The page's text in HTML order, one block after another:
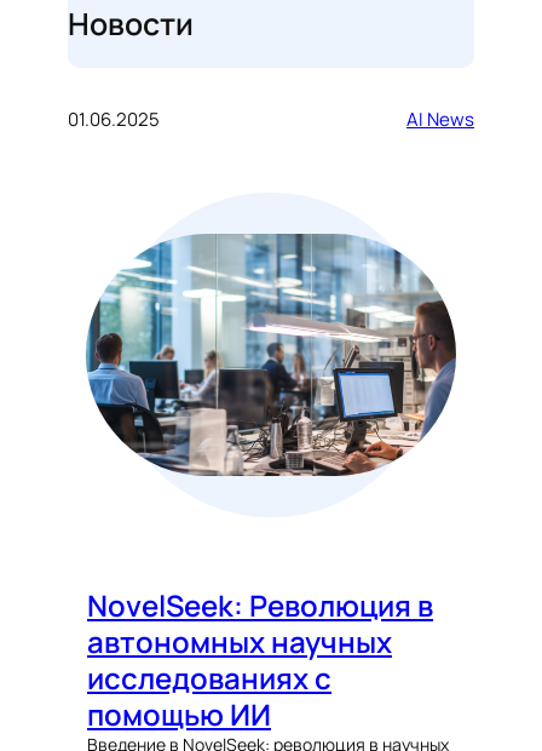
Новости
01.06.2025 AI News
NovelSeek: Революция в
автономных научных
исследованиях с
помощью ИИ
Введение в NovelSeek: революция в научных